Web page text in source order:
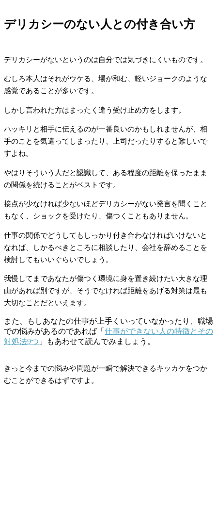
デリカシーのない人との付き合い方
デリカシーがないというのは自分では気づきにくいものです。
むしろ本人はそれがウケる、場が和む、軽いジョークのような
感覚であることが多いです。
しかし言われた方はまったく違う受け止め方をします。
ハッキリと相手に伝えるのが一番良いのかもしれませんが、相
手のことを気遣ってしまったり、上司だったりすると難しいで
すよね。
やはりそういう人だと認識して、ある程度の距離を保ったまま
の関係を続けることがベストです。
接点が少なければ少ないほどデリカシーがない発言を聞くこと
もなく、ショックを受けたり、傷つくこともありません。
仕事の関係でどうしてもしっかり付き合わなければいけないと
なれば、しかるべきところに相談したり、会社を辞めることを
検討してもいいぐらいでしょう。
我慢してまであなたが傷つく環境に身を置き続けたい大きな理
由があれば別ですが、そうでなければ距離をあげる対策は最も
大切なことだといえます。
また、もしあなたの仕事が上手くいっていなかったり、職場
での悩みがあるのであれば「 仕事ができない人の特徴とその
対処法9つ 」もあわせて読んでみましょう。
きっと今までの悩みや問題が一瞬で解決できるキッカケをつか
むことができるはずですよ。